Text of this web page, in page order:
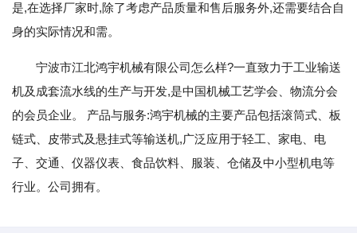
是,在选择厂家时,除了考虑产品质量和售后服务外,还需要结合自
身的实际情况和需。
宁波市江北鸿宇机械有限公司怎么样?一直致力于工业输送
机及成套流水线的生产与开发,是中国机械工艺学会、物流分会
的会员企业。 产品与服务:鸿宇机械的主要产品包括滚筒式、板
链式、皮带式及悬挂式等输送机,广泛应用于轻工、家电、电
子、交通、仪器仪表、食品饮料、服装、仓储及中小型机电等
行业。公司拥有。